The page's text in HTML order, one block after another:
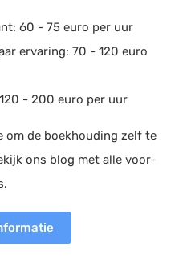
60 - 75 euro per uur
ervaring: 70 - 120 euro
- 200 euro per uur
om de boekhouding zelf te
ons blog met alle voor-